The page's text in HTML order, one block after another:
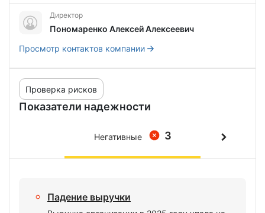
Директор
Пономаренко Алексей Алексеевич
Просмотр контактов компании
Показатели надежности
Проверка рисков
3
Негативные
Падение выручки